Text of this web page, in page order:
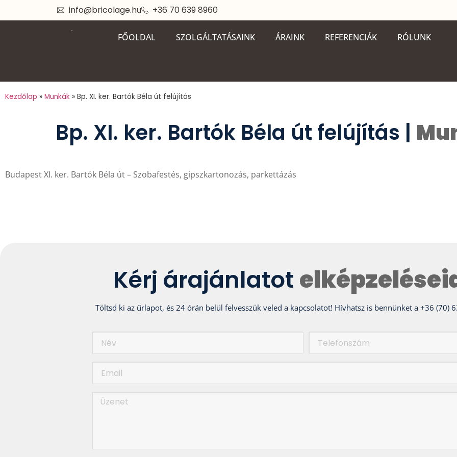
info@bricolage.hu +36 70 639 8960
FŐOLDAL SZOLGÁLTATÁSAINK ÁRAINK REFERENCIÁK RÓLUNK
Kezdőlap » Munkák » Bp. XI. ker. Bartók Béla út felújítás
Bp. XI. ker. Bartók Béla út felújítás |
Budapest XI. ker. Bartók Béla út – Szobafestés, gipszkartonozás, parkettázás
Kérj árajánlatot
Töltsd ki az űrlapot, és 24 órán belül felvesszük veled a kapcsolatot! Hívhatsz is bennünket a +36 (70)